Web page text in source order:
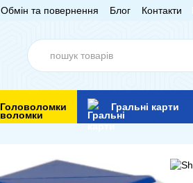
Обмін та повернення Блог Контакти
Головоломки Гральні карти